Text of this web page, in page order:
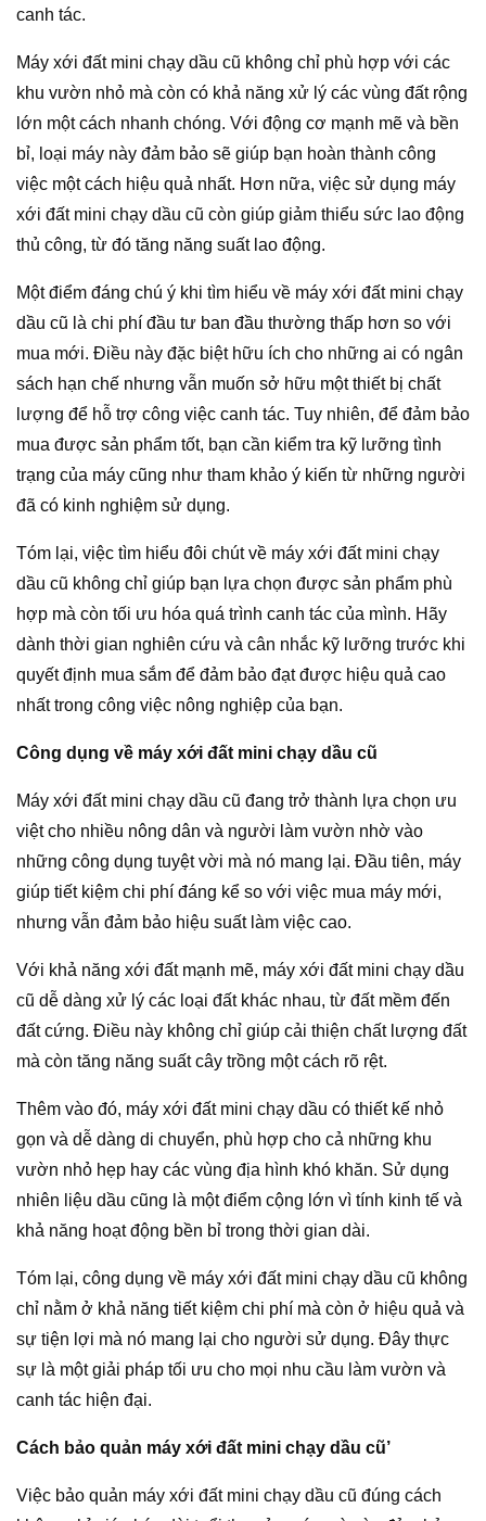
canh tác.
Máy xới đất mini chạy dầu cũ không chỉ phù hợp với các
khu vườn nhỏ mà còn có khả năng xử lý các vùng đất rộng
lớn một cách nhanh chóng. Với động cơ mạnh mẽ và bền
bỉ, loại máy này đảm bảo sẽ giúp bạn hoàn thành công
việc một cách hiệu quả nhất. Hơn nữa, việc sử dụng máy
xới đất mini chạy dầu cũ còn giúp giảm thiểu sức lao động
thủ công, từ đó tăng năng suất lao động.
Một điểm đáng chú ý khi tìm hiểu về máy xới đất mini chạy
dầu cũ là chi phí đầu tư ban đầu thường thấp hơn so với
mua mới. Điều này đặc biệt hữu ích cho những ai có ngân
sách hạn chế nhưng vẫn muốn sở hữu một thiết bị chất
lượng để hỗ trợ công việc canh tác. Tuy nhiên, để đảm bảo
mua được sản phẩm tốt, bạn cần kiểm tra kỹ lưỡng tình
trạng của máy cũng như tham khảo ý kiến từ những người
đã có kinh nghiệm sử dụng.
Tóm lại, việc tìm hiểu đôi chút về máy xới đất mini chạy
dầu cũ không chỉ giúp bạn lựa chọn được sản phẩm phù
hợp mà còn tối ưu hóa quá trình canh tác của mình. Hãy
dành thời gian nghiên cứu và cân nhắc kỹ lưỡng trước khi
quyết định mua sắm để đảm bảo đạt được hiệu quả cao
nhất trong công việc nông nghiệp của bạn.
Công dụng về máy xới đất mini chạy dầu cũ
Máy xới đất mini chạy dầu cũ đang trở thành lựa chọn ưu
việt cho nhiều nông dân và người làm vườn nhờ vào
những công dụng tuyệt vời mà nó mang lại. Đầu tiên, máy
giúp tiết kiệm chi phí đáng kể so với việc mua máy mới,
nhưng vẫn đảm bảo hiệu suất làm việc cao.
Với khả năng xới đất mạnh mẽ, máy xới đất mini chạy dầu
cũ dễ dàng xử lý các loại đất khác nhau, từ đất mềm đến
đất cứng. Điều này không chỉ giúp cải thiện chất lượng đất
mà còn tăng năng suất cây trồng một cách rõ rệt.
Thêm vào đó, máy xới đất mini chạy dầu có thiết kế nhỏ
gọn và dễ dàng di chuyển, phù hợp cho cả những khu
vườn nhỏ hẹp hay các vùng địa hình khó khăn. Sử dụng
nhiên liệu dầu cũng là một điểm cộng lớn vì tính kinh tế và
khả năng hoạt động bền bỉ trong thời gian dài.
Tóm lại, công dụng về máy xới đất mini chạy dầu cũ không
chỉ nằm ở khả năng tiết kiệm chi phí mà còn ở hiệu quả và
sự tiện lợi mà nó mang lại cho người sử dụng. Đây thực
sự là một giải pháp tối ưu cho mọi nhu cầu làm vườn và
canh tác hiện đại.
Cách bảo quản máy xới đất mini chạy dầu cũ’
Việc bảo quản máy xới đất mini chạy dầu cũ đúng cách